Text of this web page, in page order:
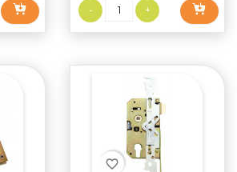
favorite_border